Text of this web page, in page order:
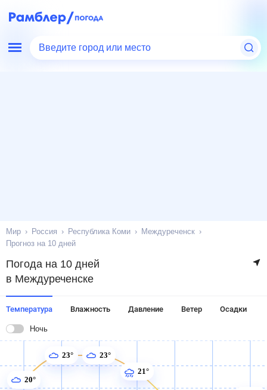
Введите город или место
Мир Россия Республика Коми
Междуреченск
Прогноз на 10 дней
Погода на 10 дней
в Междуреченске
Температура Влажность Давление Ветер Осадки
Ночь
20°
23°
23°
21°